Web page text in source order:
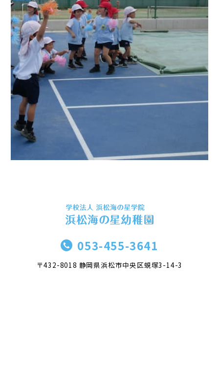
053-455-3641
〒432-8018 静岡県浜松市中央区蜆塚3-14-3